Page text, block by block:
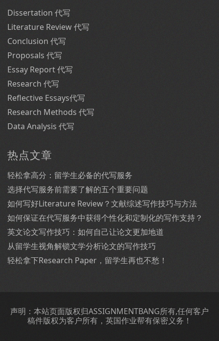
Dissertation 代写
Literature Review 代写
Conclusion 代写
Proposals 代写
Essay Report 代写
Research 代写
Reflective Essays代写
Research Methods 代写
Data Analysis 代写
热点文章
轻松拿高分：留学生必备的代写服务
选择代写服务前需要了解的五个重要问题
如何写好Literature Review？文献综述写作技巧与方法
如何保证在代写服务中获得个性化和定制化的写作支持？
英文论文写作技巧：如何自己让论文更加地道
从留学生视角解锁文学分析论文的写作技巧
轻松拿下Research Paper，留学生再也不愁！
声明：本站页面版权归ASSIGNMENTBANG所有,任何客户
稿件版权为客户所有，英国作业帮有保密义务！